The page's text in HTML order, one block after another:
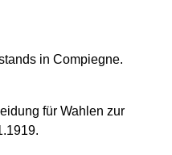
in Compiegne.
für Wahlen zur